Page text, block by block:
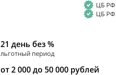
ЦБ РФ
ЦБ РФ
21 день без %
льготный период
от 2 000 до 50 000 рублей